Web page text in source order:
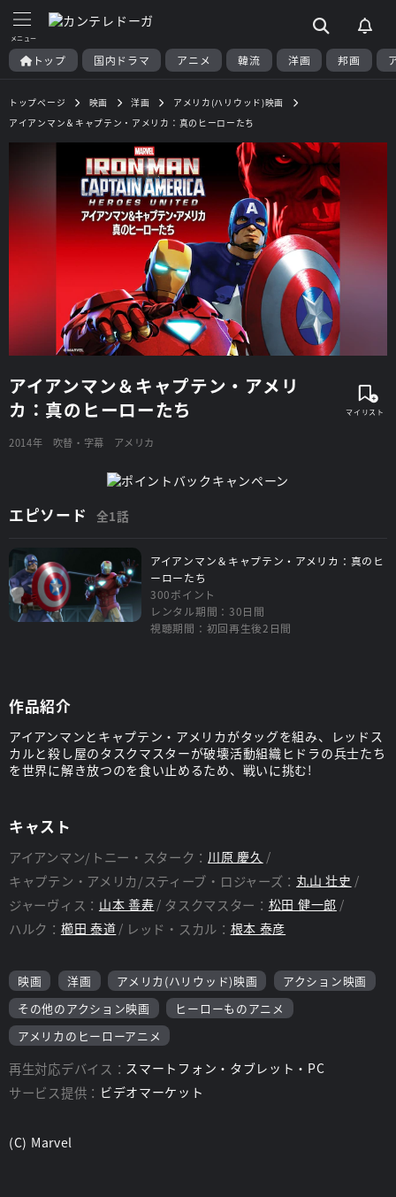
トップ 国内ドラマ アニメ 韓流 洋画 邦画
トップページ 映画 洋画
アメリカ(ハリウッド)映画
アイアンマン＆キャプテン・アメリカ：真のヒーローたち
アイアンマン＆キャプテン・アメリ
カ：真のヒーローたち
2014年 吹替・字幕 アメリカ
エピソード 全1話
アイアンマン＆キャプテン・アメリカ：真のヒ
ーローたち
300ポイント
レンタル期間：30日間
視聴期間：初回再生後2日間
作品紹介
アイアンマンとキャプテン・アメリカがタッグを組み、レッドス
カルと殺し屋のタスクマスターが破壊活動組織ヒドラの兵士たち
を世界に解き放つのを食い止めるため、戦いに挑む!
キャスト
アイアンマン/トニー・スターク： 川原 慶久
キャプテン・アメリカ/スティーブ・ロジャーズ： 丸山 壮史
ジャーヴィス： 山本 善寿 タスクマスター： 松田 健一郎
ハルク： 櫛田 泰道 レッド・スカル： 根本 泰彦
映画 洋画 アメリカ(ハリウッド)映画
アクション映画
その他のアクション映画
ヒーローものアニメ
アメリカのヒーローアニメ
再生対応デバイス： スマートフォン・タブレット・PC
サービス提供： ビデオマーケット
(C) Marvel